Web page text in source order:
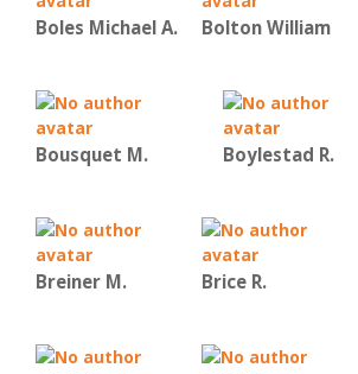
Boles Michael A. Bolton William
Bousquet M. Boylestad R.
Breiner M. Brice R.